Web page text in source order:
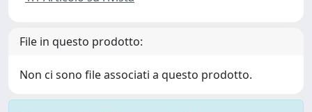
File in questo prodotto:
Non ci sono file associati a questo prodotto.